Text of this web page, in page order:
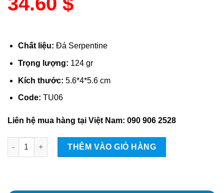
Chất liệu: Đá Serpentine
Trọng lượng: 124 gr
Kích thước: 5.6*4*5.6 cm
Code: TU06
Liên hệ mua hàng tại Việt Nam: 090 906 2528
Tượng đá quý hình con rắn quantity
THÊM VÀO GIỎ HÀNG